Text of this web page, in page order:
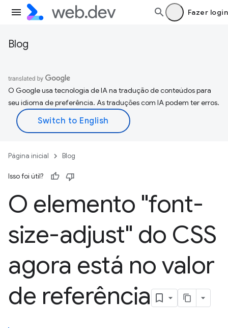
Fazer login
Blog
O Google usa tecnologia de IA na tradução de conteúdos para
seu idioma de preferência. As traduções com IA podem ter erros.
Página inicial Blog
Isso foi útil?
O elemento "font-
size-adjust" do CSS
agora está no valor
de referência